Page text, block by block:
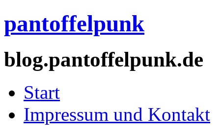
pantoffelpunk
blog.pantoffelpunk.de
Start
Impressum und Kontakt